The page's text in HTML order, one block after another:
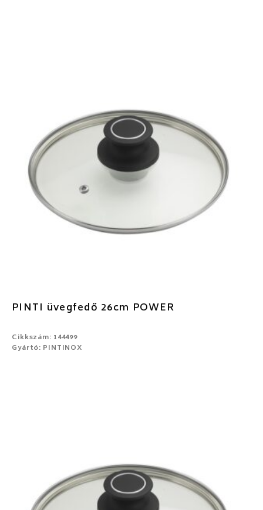
PINTI üvegfedő 26cm POWER
Cikkszám: 144499
Gyártó: PINTINOX